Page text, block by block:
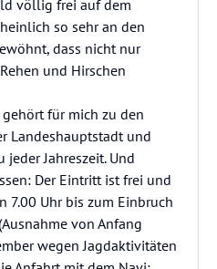
völlig frei auf dem
so sehr an den
dass nicht nur
und Hirschen
für mich zu den
Landeshauptstadt und
Jahreszeit. Und
Der Eintritt ist frei und
7.00 Uhr bis zum Einbruch
von Anfang
wegen Jagdaktivitäten